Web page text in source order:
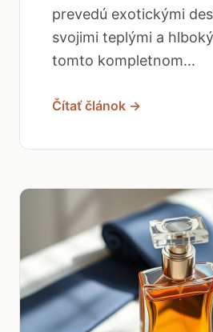
prevedú exotickými
svojimi teplými a
tomto kompletnom...
Čítať článok →